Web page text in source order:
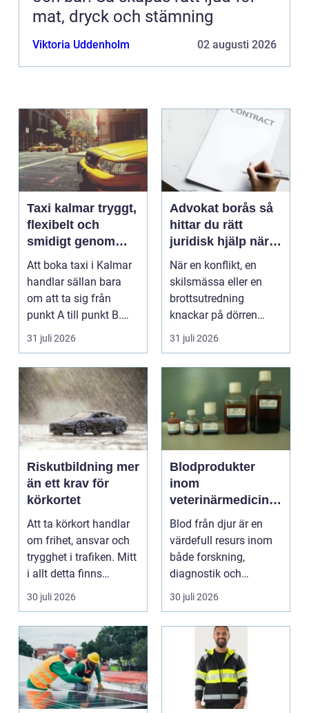
mat, dryck och stämning
Viktoria Uddenholm 02 augusti 2026
Taxi kalmar tryggt,
flexibelt och
smidigt genom
hela resan
Att boka taxi i Kalmar
handlar sällan bara
om att ta sig från
punkt A till punkt B.
För många är res...
31 juli 2026
Advokat borås så
hittar du rätt
juridisk hjälp när
livet krånglar
När en konflikt, en
skilsmässa eller en
brottsutredning
knackar på dörren
förändras vardagen
snabbt....
31 juli 2026
Riskutbildning mer
än ett krav för
körkortet
Att ta körkort handlar
om frihet, ansvar och
trygghet i trafiken. Mitt
i allt detta finns
riskutbild...
30 juli 2026
Blodprodukter
inom
veterinärmedicin
funktion, kvalitet
och användning
Blod från djur är en
värdefull resurs inom
både forskning,
diagnostik och
veterinärmedicin. När
blod...
30 juli 2026